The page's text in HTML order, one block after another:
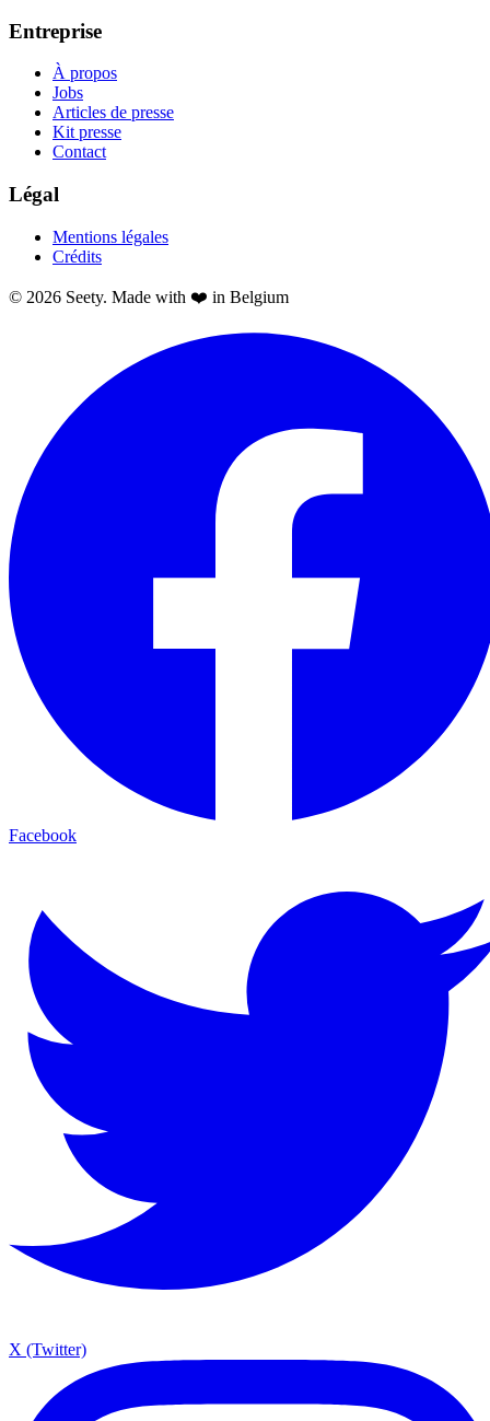
Entreprise
À propos
Jobs
Articles de presse
Kit presse
Contact
Légal
Mentions légales
Crédits
© 2026 Seety. Made with ❤️ in Belgium
Facebook
X (Twitter)